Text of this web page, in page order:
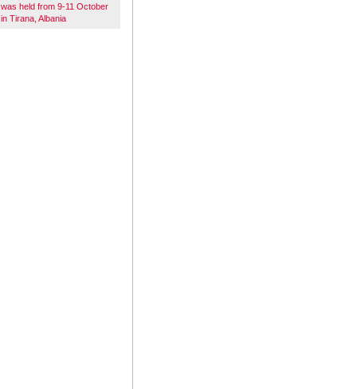
was held from 9-11 October
in Tirana, Albania